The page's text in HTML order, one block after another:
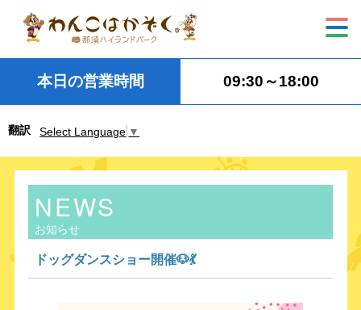
本日の営業時間 09:30～18:00
翻訳 Select Language ▼
NEWS
お知らせ
ドッグダンスショー開催🐶💃